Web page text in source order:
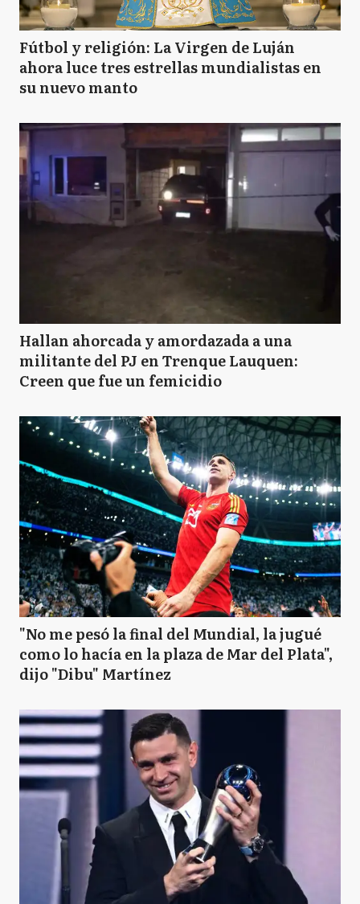
Fútbol y religión: La Virgen de Luján
ahora luce tres estrellas mundialistas en
su nuevo manto
Hallan ahorcada y amordazada a una
militante del PJ en Trenque Lauquen:
Creen que fue un femicidio
"No me pesó la final del Mundial, la jugué
como lo hacía en la plaza de Mar del Plata",
dijo "Dibu" Martínez